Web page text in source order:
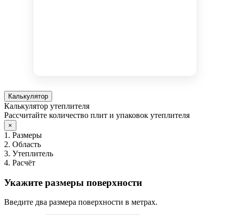
Калькулятор
Калькулятор утеплителя
Рассчитайте количество плит и упаковок утеплителя
×
1. Размеры
2. Область
3. Утеплитель
4. Расчёт
Укажите размеры поверхности
Введите два размера поверхности в метрах.